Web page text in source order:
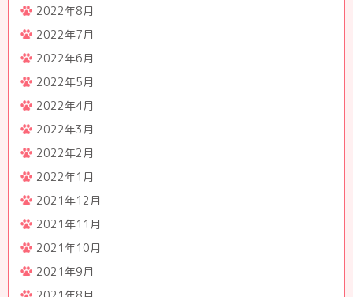
2022年8月
2022年7月
2022年6月
2022年5月
2022年4月
2022年3月
2022年2月
2022年1月
2021年12月
2021年11月
2021年10月
2021年9月